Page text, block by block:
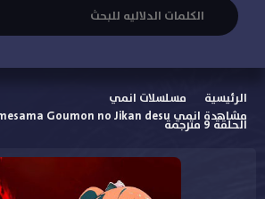
الرئيسية
مسلسلات انمي
الحلقة 9 مترجمة